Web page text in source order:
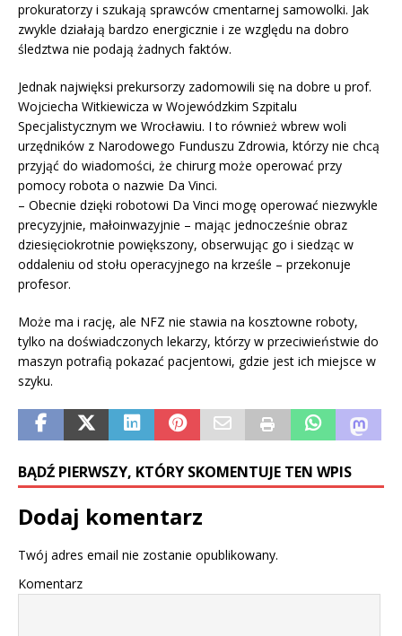
prokuratorzy i szukają sprawców cmentarnej samowolki. Jak
zwykle działają bardzo energicznie i ze względu na dobro
śledztwa nie podają żadnych faktów.
Jednak najwięksi prekursorzy zadomowili się na dobre u prof.
Wojciecha Witkiewicza w Wojewódzkim Szpitalu
Specjalistycznym we Wrocławiu. I to również wbrew woli
urzędników z Narodowego Funduszu Zdrowia, którzy nie chcą
przyjąć do wiadomości, że chirurg może operować przy
pomocy robota o nazwie Da Vinci.
– Obecnie dzięki robotowi Da Vinci mogę operować niezwykle
precyzyjnie, małoinwazyjnie – mając jednocześnie obraz
dziesięciokrotnie powiększony, obserwując go i siedząc w
oddaleniu od stołu operacyjnego na krześle – przekonuje
profesor.
Może ma i rację, ale NFZ nie stawia na kosztowne roboty,
tylko na doświadczonych lekarzy, którzy w przeciwieństwie do
maszyn potrafią pokazać pacjentowi, gdzie jest ich miejsce w
szyku.
BĄDŹ PIERWSZY, KTÓRY SKOMENTUJE TEN WPIS
Dodaj komentarz
Twój adres email nie zostanie opublikowany.
Komentarz